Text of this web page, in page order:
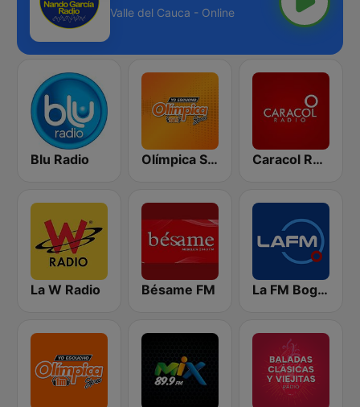
Valle del Cauca - Online
Blu Radio Olímpica Stereo - Medellín 104.9 FM Caracol Radio
La W Radio Bésame FM La FM Bogotá